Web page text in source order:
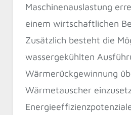
Maschinenauslastung
einem wirtschaftlichen
Zusätzlich besteht die
wassergekühlten
Wärmerückgewinnung
Wärmetauscher